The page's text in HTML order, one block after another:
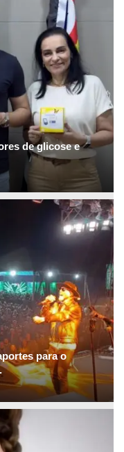
de glicose e
para o